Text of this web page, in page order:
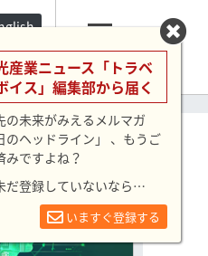
メニュー
産業ニュース「トラベ
イス」編集部から届く
の未来がみえるメルマガ
のヘッドライン」 、もうご
みですよね？
だ登録していないなら…
いますぐ登録する